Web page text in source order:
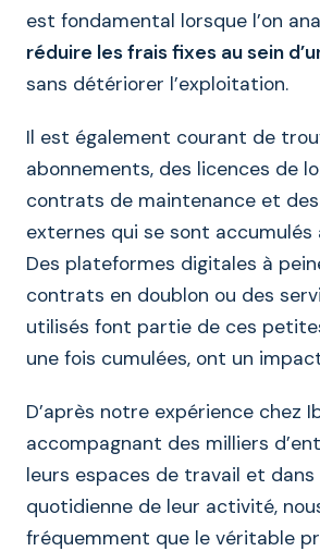
est fondamental lorsque l’on
réduire les frais fixes au sein
sans détériorer l’exploitation.
Il est également courant de
abonnements, des licences de
contrats de maintenance et
externes qui se sont accumulés
Des plateformes digitales à
contrats en doublon ou des
utilisés font partie de ces
une fois cumulées, ont un
D’après notre expérience chez
accompagnant des milliers
leurs espaces de travail et dans
quotidienne de leur activité,
fréquemment que le véritable